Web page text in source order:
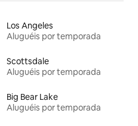
Los Angeles
Aluguéis por temporada
Scottsdale
Aluguéis por temporada
Big Bear Lake
Aluguéis por temporada